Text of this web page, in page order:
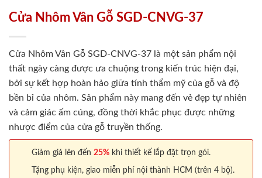
Cửa Nhôm Vân Gỗ SGD-CNVG-37
Cửa Nhôm Vân Gỗ SGD-CNVG-37 là một sản phẩm nội
thất ngày càng được ưa chuộng trong kiến trúc hiện đại,
bởi sự kết hợp hoàn hảo giữa tính thẩm mỹ của gỗ và độ
bền bỉ của nhôm. Sản phẩm này mang đến vẻ đẹp tự nhiên
và cảm giác ấm cúng, đồng thời khắc phục được những
nhược điểm của cửa gỗ truyền thống.
Giảm giá lên đến 25% khi thiết kế lắp đặt trọn gói.
Tặng phụ kiện, giao miễn phí nội thành HCM (trên 4 bộ).